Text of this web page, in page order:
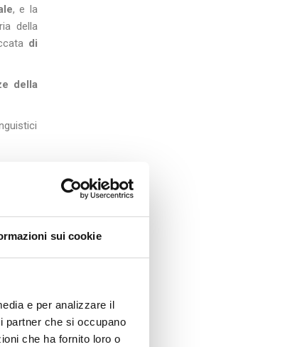
sui cookie
e per analizzare il
partner che si occupano
che ha fornito loro o
, e la
della
di
della
enti di